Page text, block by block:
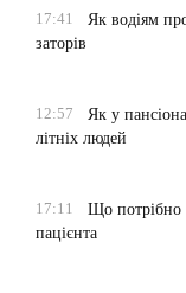
17:41
Як водіям
заторів
12:57
Як у
літніх людей
17:11
Що потрібно
пацієнта